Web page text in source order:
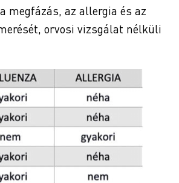
megfázás, az allergia és az
orvosi vizsgálat nélküli